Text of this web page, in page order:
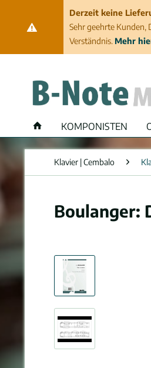
Derzeit keine
Sehr geehrte Kunden,
Verständnis. Mehr
KOMPONISTEN
Klavier | Cembalo
Boulanger: